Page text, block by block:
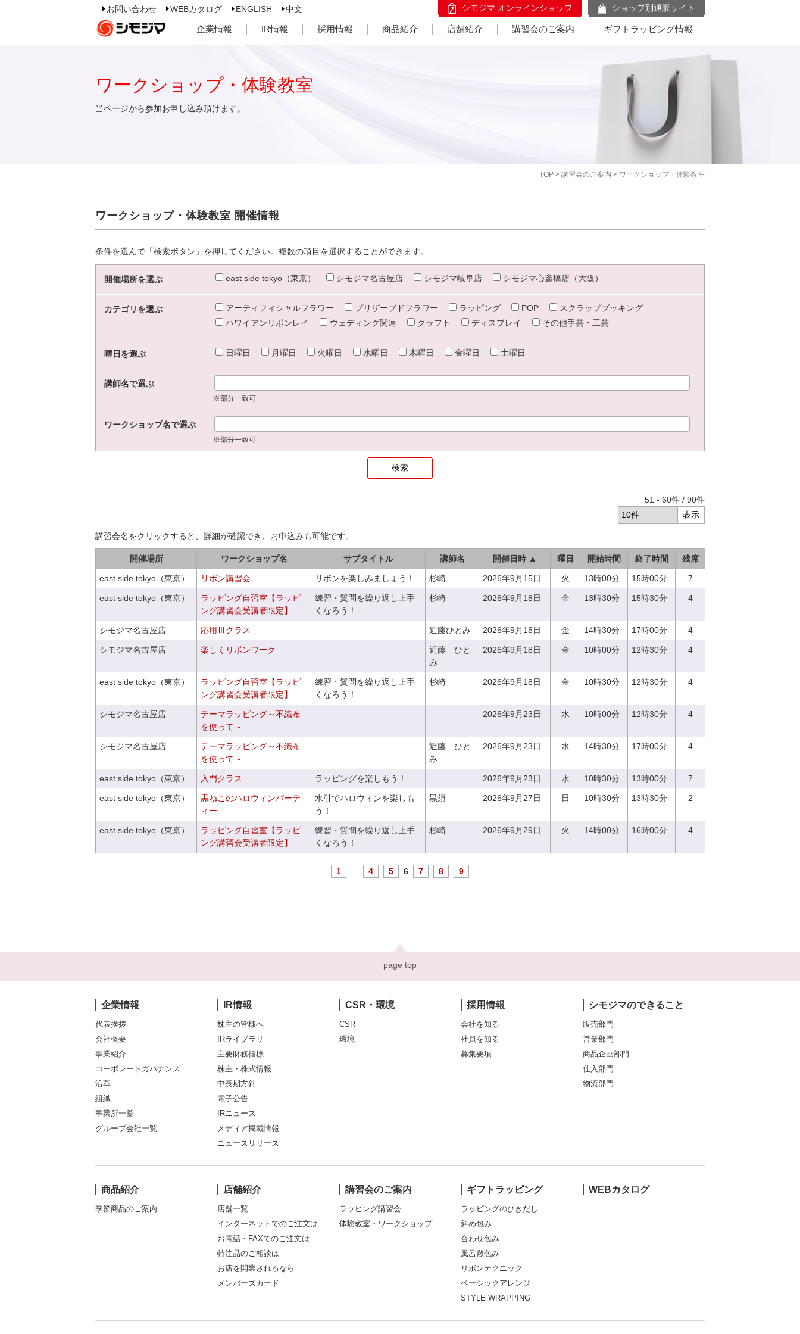
お問い合わせ WEBカタログ ENGLISH 中文 シモジマ オンラインショップ ショップ別通販サイト
企業情報 IR情報 採用情報 商品紹介 店舗紹介 講習会のご案内 ギフトラッピング情報
TOP > 講習会のご案内 > ワークショップ・体験教室
ワークショップ・体験教室
当ページから参加お申し込み頂けます。
ワークショップ・体験教室 開催情報
条件を選んで「検索ボタン」を押してください。複数の項目を選択することができます。
開催場所を選ぶ east side tokyo（東京） シモジマ名古屋店 シモジマ岐阜店 シモジマ心斎橋店（大阪）
カテゴリを選ぶ アーティフィシャルフラワー プリザーブドフラワー ラッピング POP
スクラップブッキング
ハワイアンリボンレイ
ウェディング関連 クラフト ディスプレイ その他手芸・工芸
曜日を選ぶ 日曜日 月曜日 火曜日 水曜日 木曜日 金曜日 土曜日
講師名で選ぶ
※部分一致可
ワークショップ名で選ぶ
※部分一致可
51 - 60件 / 90件
講習会名をクリックすると、詳細が確認でき、お申込みも可能です。
開催場所 ワークショップ名 サブタイトル 講師名 開催日時 ▲ 曜日 開始時間 終了時間 残席
east side tokyo（東京） リボン講習会 リボンを楽しみましょう！ 杉崎 2026年9月15日 火 13時00分 15時00分 7
east side tokyo（東京）
ラッピング自習室【ラッピ
ング講習会受講者限定】
練習・質問を繰り返し上手
くなろう！
杉崎 2026年9月18日 金 13時30分 15時30分 4
シモジマ名古屋店 応用Ⅲクラス 近藤ひとみ 2026年9月18日 金 14時30分 17時00分 4
シモジマ名古屋店 楽しくリボンワーク
近藤 ひと
み
2026年9月18日 金 10時00分 12時30分 4
east side tokyo（東京）
ラッピング自習室【ラッピ
ング講習会受講者限定】
練習・質問を繰り返し上手
くなろう！
杉崎 2026年9月18日 金 10時30分 12時30分 4
シモジマ名古屋店
テーマラッピング～不織布
を使って～
2026年9月23日 水 10時00分 12時30分 4
シモジマ名古屋店
テーマラッピング～不織布
を使って～
近藤 ひと
み
2026年9月23日 水 14時30分 17時00分 4
east side tokyo（東京） 入門クラス ラッピングを楽しもう！ 2026年9月23日 水 10時30分 13時00分 7
east side tokyo（東京）
黒ねこのハロウィンパーテ
ィー
水引でハロウィンを楽しも
う！
黒須 2026年9月27日 日 10時30分 13時30分 2
east side tokyo（東京）
ラッピング自習室【ラッピ
ング講習会受講者限定】
練習・質問を繰り返し上手
くなろう！
杉崎 2026年9月29日 火 14時00分 16時00分 4
1 4 5 6 7 8 9
page top
企業情報
代表挨拶
会社概要
事業紹介
コーポレートガバナンス
沿革
組織
事業所一覧
グループ会社一覧
IR情報
株主の皆様へ
IRライブラリ
主要財務指標
株主・株式情報
中長期方針
電子公告
IRニュース
メディア掲載情報
ニュースリリース
CSR・環境
CSR
環境
採用情報
会社を知る
社員を知る
募集要項
シモジマのできること
販売部門
営業部門
商品企画部門
仕入部門
物流部門
商品紹介
季節商品のご案内
店舗紹介
店舗一覧
インターネットでのご注文は
お電話・FAXでのご注文は
特注品のご相談は
お店を開業されるなら
メンバーズカード
講習会のご案内
ラッピング講習会
体験教室・ワークショップ
ギフトラッピング
ラッピングのひきだし
斜め包み
合わせ包み
風呂敷包み
リボンテクニック
ベーシックアレンジ
STYLE WRAPPING
WEBカタログ